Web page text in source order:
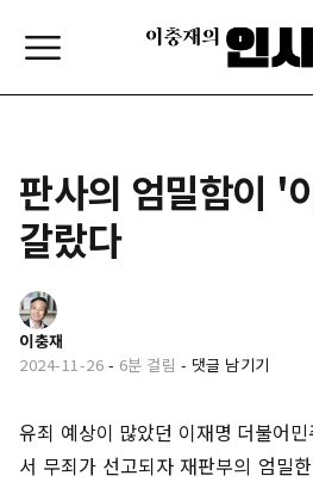
판사의 엄밀함이 '
갈랐다
이충재
2024-11-26 - 6분 걸림 - 댓글 남기기
유죄 예상이 많았던 이재명 더불어
서 무죄가 선고되자 재판부의 엄밀